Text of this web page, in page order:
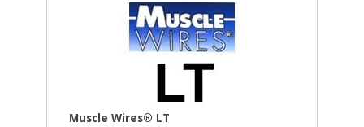
Muscle Wires® LT